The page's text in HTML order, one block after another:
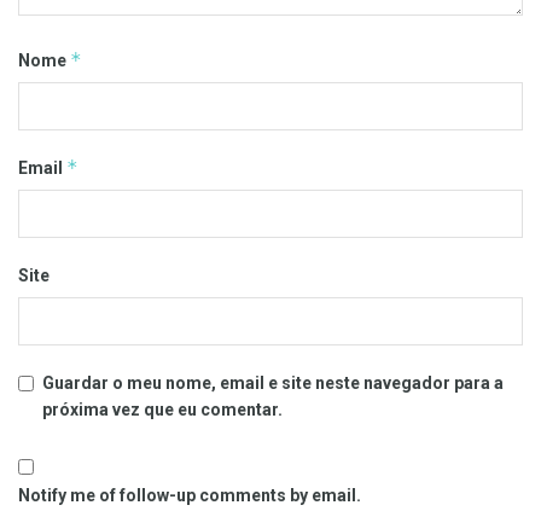
Nome *
Email *
Site
Guardar o meu nome, email e site neste navegador para a
próxima vez que eu comentar.
Notify me of follow-up comments by email.